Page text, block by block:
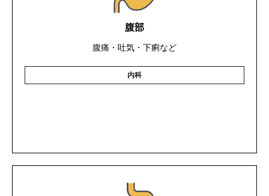
腹部
腹痛・吐気・下痢など
内科